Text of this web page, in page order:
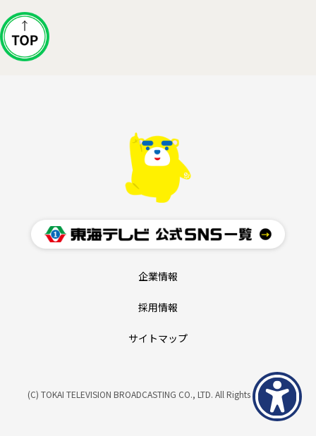
企業情報
採用情報
サイトマップ
(C) TOKAI TELEVISION BROADCASTING CO., LTD. All Rights Reserved.